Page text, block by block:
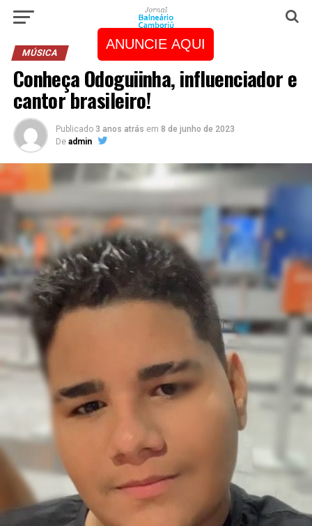
ANUNCIE AQUI
MÚSICA
Conheça Odoguiinha, influenciador e
cantor brasileiro!
Publicado 3 anos atrás em 8 de junho de 2023
De admin